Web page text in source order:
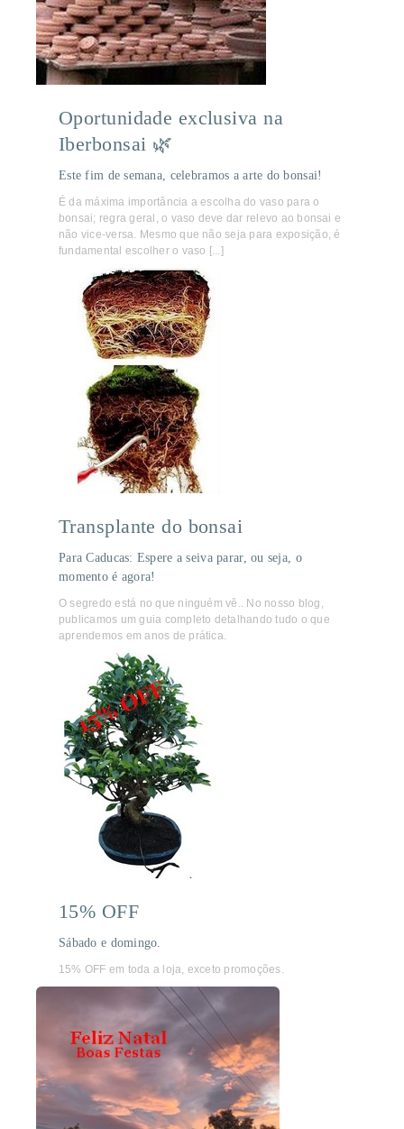
Oportunidade exclusiva na
Iberbonsai 🌿
Este fim de semana, celebramos a arte do bonsai!
É da máxima importância a escolha do vaso para o
bonsai; regra geral, o vaso deve dar relevo ao bonsai e
não vice-versa. Mesmo que não seja para exposição, é
fundamental escolher o vaso [...]
Transplante do bonsai
Para Caducas: Espere a seiva parar, ou seja, o
momento é agora!
O segredo está no que ninguém vê.. No nosso blog,
publicamos um guia completo detalhando tudo o que
aprendemos em anos de prática.
15% OFF
Sábado e domingo.
15% OFF em toda a loja, exceto promoções.